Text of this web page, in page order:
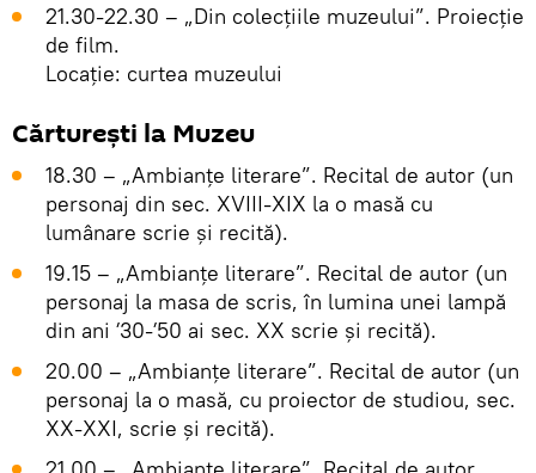
21.30-22.30 – „Din colecțiile muzeului”. Proiecție
de film.
Locație: curtea muzeului
Cărturești la Muzeu
18.30 – „Ambianțe literare”. Recital de autor (un
personaj din sec. XVIII-XIX la o masă cu
lumânare scrie și recită).
19.15 – „Ambianțe literare”. Recital de autor (un
personaj la masa de scris, în lumina unei lampă
din ani ʼ30-ʼ50 ai sec. XX scrie și recită).
20.00 – „Ambianțe literare”. Recital de autor (un
personaj la o masă, cu proiector de studiou, sec.
XX-XXI, scrie și recită).